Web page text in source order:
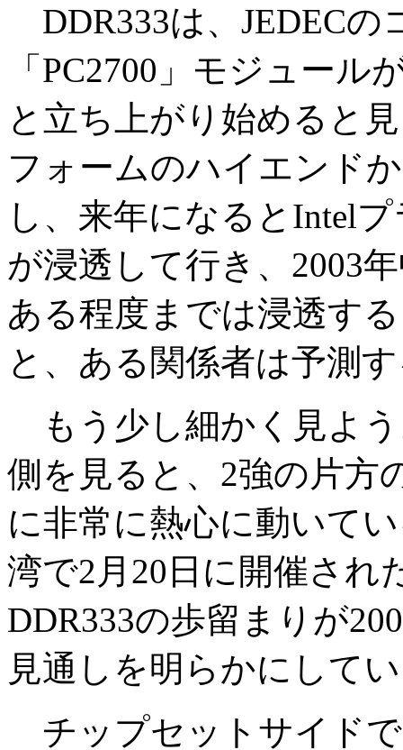
DDR333は、JEDECの
「PC2700」モジュー
と立ち上がり始めると
フォームのハイエンド
し、来年になるとIntel
が浸透して行き、2003
ある程度までは浸透す
と、ある関係者は予測
もう少し細かく見よ
側を見ると、2強の片方
に非常に熱心に動いてい
湾で2月20日に開催され
DDR333の歩留まりが
見通しを明らかにして
チップセットサイドで